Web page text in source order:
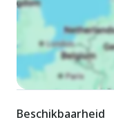
Beschikbaarheid